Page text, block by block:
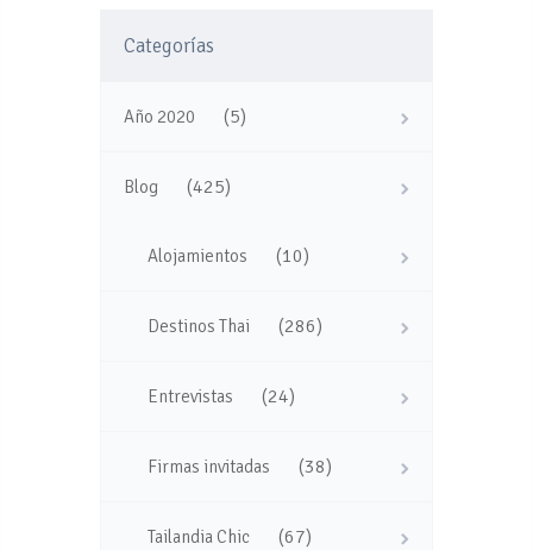
Categorías
Año 2020 (5)
Blog (425)
Alojamientos (10)
Destinos Thai (286)
Entrevistas (24)
Firmas invitadas (38)
Tailandia Chic (67)